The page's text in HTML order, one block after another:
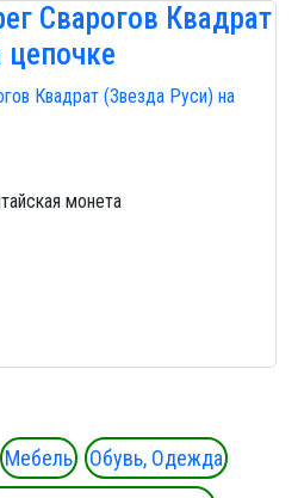
Сварогов Квадрат
цепочке
монета
Мебель
Обувь, Одежда